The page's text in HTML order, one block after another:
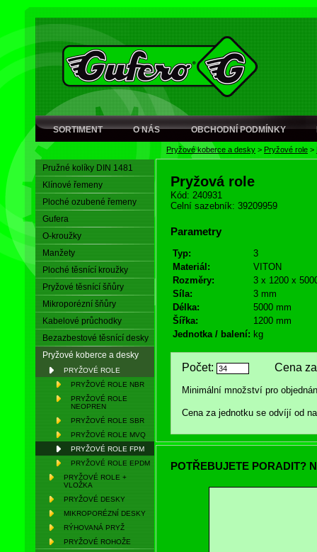
SORTIMENT O NÁS OBCHODNÍ PODMÍNKY
Pryžové koberce a desky > Pryžové role >
Pružné kolíky DIN 1481
Klínové řemeny
Ploché ozubené řemeny
Gufera
O-kroužky
Manžety
Ploché těsnící kroužky
Pryžové těsnící šňůry
Mikroporézní šňůry
Kabelové průchodky
Bezazbestové těsnící desky
Pryžové koberce a desky
PRYŽOVÉ ROLE
PRYŽOVÉ ROLE NBR
PRYŽOVÉ ROLE
NEOPREN
PRYŽOVÉ ROLE SBR
PRYŽOVÉ ROLE MVQ
PRYŽOVÉ ROLE FPM
PRYŽOVÉ ROLE EPDM
PRYŽOVÉ ROLE +
VLOŽKA
PRYŽOVÉ DESKY
MIKROPORÉZNÍ DESKY
RÝHOVANÁ PRYŽ
PRYŽOVÉ ROHOŽE
Pryžová role
Kód: 240931
Celní sazebník: 39209959
Parametry
Typ:
3
Materiál:
VITON
Rozměry:
3 x 1200 x
Síla:
3 mm
Délka:
5000 mm
Šířka:
1200 mm
Jednotka / balení: kg
Počet: Cena za
Minimální množství pro
Cena za jednotku se odvíjí od
POTŘEBUJETE PORADIT?